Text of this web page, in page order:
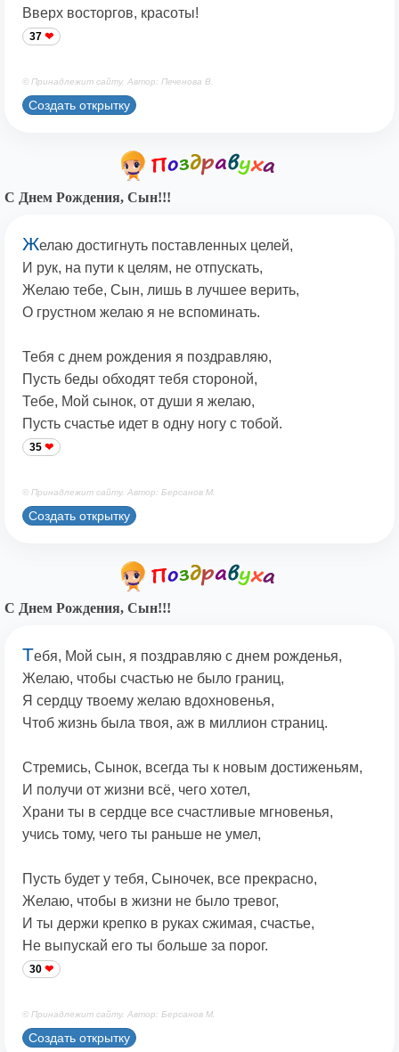
Вверх восторгов, красоты!
37
© Принадлежит сайту. Автор: Печенова В.
Создать открытку
С Днем Рождения, Сын!!!
Желаю достигнуть поставленных целей,
И рук, на пути к целям, не отпускать,
Желаю тебе, Сын, лишь в лучшее верить,
О грустном желаю я не вспоминать.
Тебя с днем рождения я поздравляю,
Пусть беды обходят тебя стороной,
Тебе, Мой сынок, от души я желаю,
Пусть счастье идет в одну ногу с тобой.
35
© Принадлежит сайту. Автор: Берсанов М.
Создать открытку
С Днем Рождения, Сын!!!
Тебя, Мой сын, я поздравляю с днем рожденья,
Желаю, чтобы счастью не было границ,
Я сердцу твоему желаю вдохновенья,
Чтоб жизнь была твоя, аж в миллион страниц.
Стремись, Сынок, всегда ты к новым достиженьям,
И получи от жизни всё, чего хотел,
Храни ты в сердце все счастливые мгновенья,
учись тому, чего ты раньше не умел,
Пусть будет у тебя, Сыночек, все прекрасно,
Желаю, чтобы в жизни не было тревог,
И ты держи крепко в руках сжимая, счастье,
Не выпускай его ты больше за порог.
30
© Принадлежит сайту. Автор: Берсанов М.
Создать открытку